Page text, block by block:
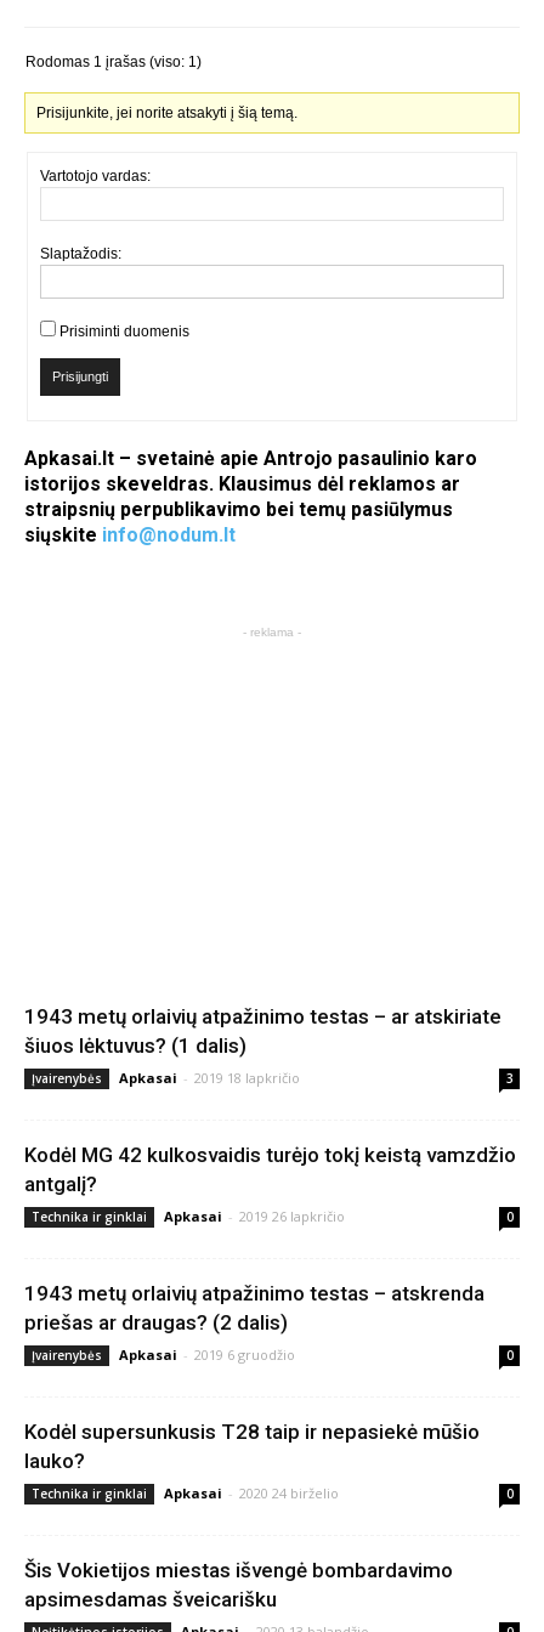
Rodomas 1 įrašas (viso: 1)
Prisijunkite, jei norite atsakyti į šią temą.
Vartotojo vardas:
Slaptažodis:
Prisiminti duomenis
Prisijungti
Apkasai.lt – svetainė apie Antrojo pasaulinio karo
istorijos skeveldras. Klausimus dėl reklamos ar
straipsnių perpublikavimo bei temų pasiūlymus
siųskite info@nodum.lt
- reklama -
1943 metų orlaivių atpažinimo testas – ar atskiriate
šiuos lėktuvus? (1 dalis)
Įvairenybės Apkasai - 2019 18 lapkričio 3
Kodėl MG 42 kulkosvaidis turėjo tokį keistą vamzdžio
antgalį?
Technika ir ginklai Apkasai - 2019 26 lapkričio 0
1943 metų orlaivių atpažinimo testas – atskrenda
priešas ar draugas? (2 dalis)
Įvairenybės Apkasai - 2019 6 gruodžio 0
Kodėl supersunkusis T28 taip ir nepasiekė mūšio
lauko?
Technika ir ginklai Apkasai - 2020 24 birželio 0
Šis Vokietijos miestas išvengė bombardavimo
apsimesdamas šveicarišku